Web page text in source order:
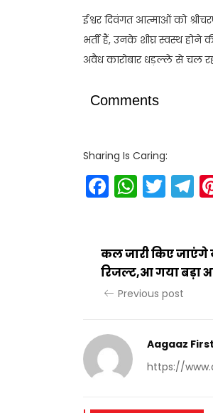
ईश्वर दिवंगत आत्माओं को
भर्ती हैं, उनके शीघ्र स्वस्थ होने
अवैध कारोबार धड़ल्ले से चल
Comments
Sharing Is Caring:
कल जारी किए
रिजल्ट,आ गया बड़ा
Previous post
Aagaaz
https://